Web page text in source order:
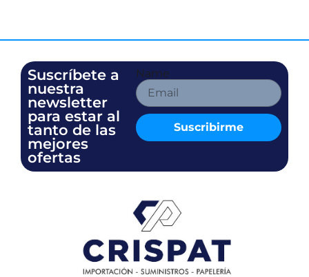
Name
Suscribirme
Suscríbete a
nuestra
newsletter
para estar al
tanto de las
mejores
ofertas